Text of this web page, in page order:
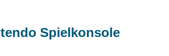
Spielkonsole